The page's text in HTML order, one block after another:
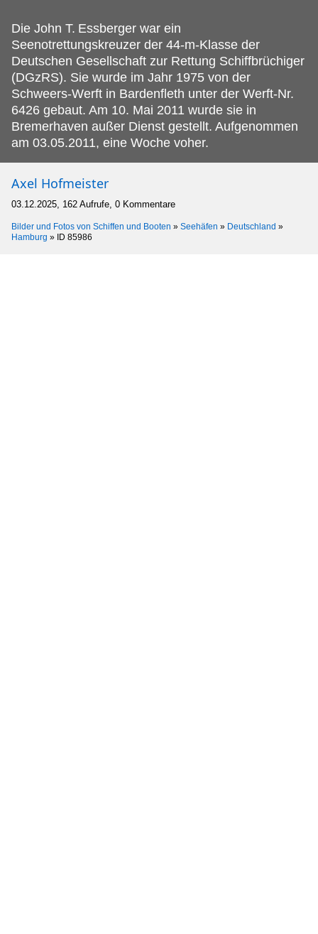
Die John T. Essberger war ein
Seenotrettungskreuzer der 44-m-Klasse der
Deutschen Gesellschaft zur Rettung Schiffbrüchiger
(DGzRS). Sie wurde im Jahr 1975 von der
Schweers-Werft in Bardenfleth unter der Werft-Nr.
6426 gebaut. Am 10. Mai 2011 wurde sie in
Bremerhaven außer Dienst gestellt. Aufgenommen
am 03.05.2011, eine Woche voher.
Axel Hofmeister
03.12.2025, 162 Aufrufe, 0 Kommentare
Bilder und Fotos von Schiffen und Booten » Seehäfen » Deutschland »
Hamburg » ID 85986